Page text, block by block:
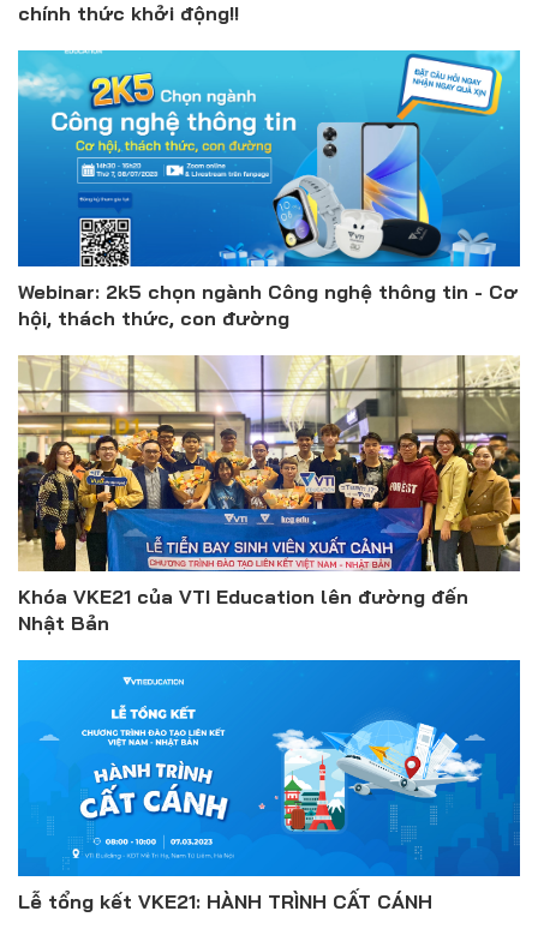
chính thức khởi động!!
Webinar: 2k5 chọn ngành Công nghệ thông tin - Cơ
hội, thách thức, con đường
Khóa VKE21 của VTI Education lên đường đến
Nhật Bản
Lễ tổng kết VKE21: HÀNH TRÌNH CẤT CÁNH